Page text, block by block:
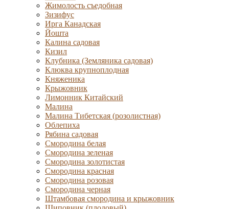
Жимолость съедобная
Зизифус
Ирга Канадская
Йошта
Калина садовая
Кизил
Клубника (Земляника садовая)
Клюква крупноплодная
Княженика
Крыжовник
Лимонник Китайский
Малина
Малина Тибетская (розолистная)
Облепиха
Рябина садовая
Смородина белая
Смородина зеленая
Смородина золотистая
Смородина красная
Смородина розовая
Смородина черная
Штамбовая смородина и крыжовник